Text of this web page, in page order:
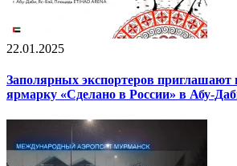
22.01.2025
Заполярных экспортеров приглашают
ярмарку «Сделано в России» в Абу-